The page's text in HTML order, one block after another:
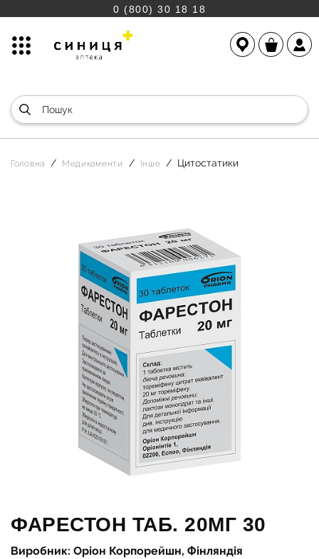
0 (800) 30 18 18
Головна Медикаменти Інше Цитостатики
ФАРЕСТОН ТАБ. 20МГ 30
Виробник: Оріон Корпорейшн, Фінляндія